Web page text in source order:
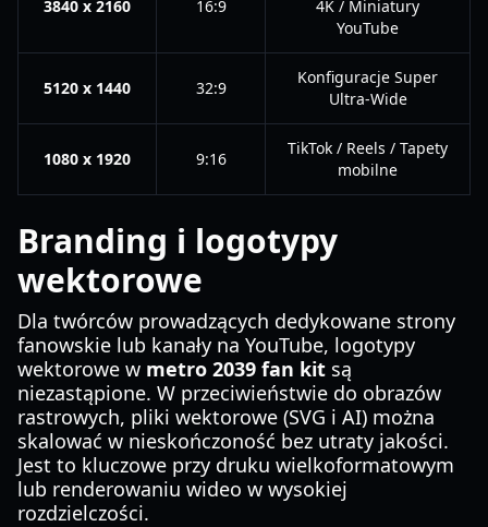
3840 x 2160 16:9
4K / Miniatury
YouTube
5120 x 1440 32:9
Konfiguracje Super
Ultra-Wide
1080 x 1920 9:16
TikTok / Reels / Tapety
mobilne
Branding i logotypy
wektorowe
Dla twórców prowadzących dedykowane strony
fanowskie lub kanały na YouTube, logotypy
wektorowe w metro 2039 fan kit są
niezastąpione. W przeciwieństwie do obrazów
rastrowych, pliki wektorowe (SVG i AI) można
skalować w nieskończoność bez utraty jakości.
Jest to kluczowe przy druku wielkoformatowym
lub renderowaniu wideo w wysokiej
rozdzielczości.